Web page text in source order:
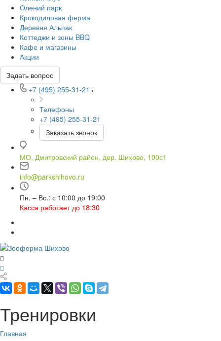
Олений парк
Крокодиловая ферма
Деревня Альпак
Коттеджи и зоны BBQ
Кафе и магазины
Акции
Задать вопрос
+7 (495) 255-31-21
Телефоны
+7 (495) 255-31-21
Заказать звонок
МО, Дмитровский район, дер. Шихово, 100с1
info@parkshihovo.ru
Пн. – Вс.: с 10:00 до 19:00
Касса работает до 18:30
Тренировки
Главная